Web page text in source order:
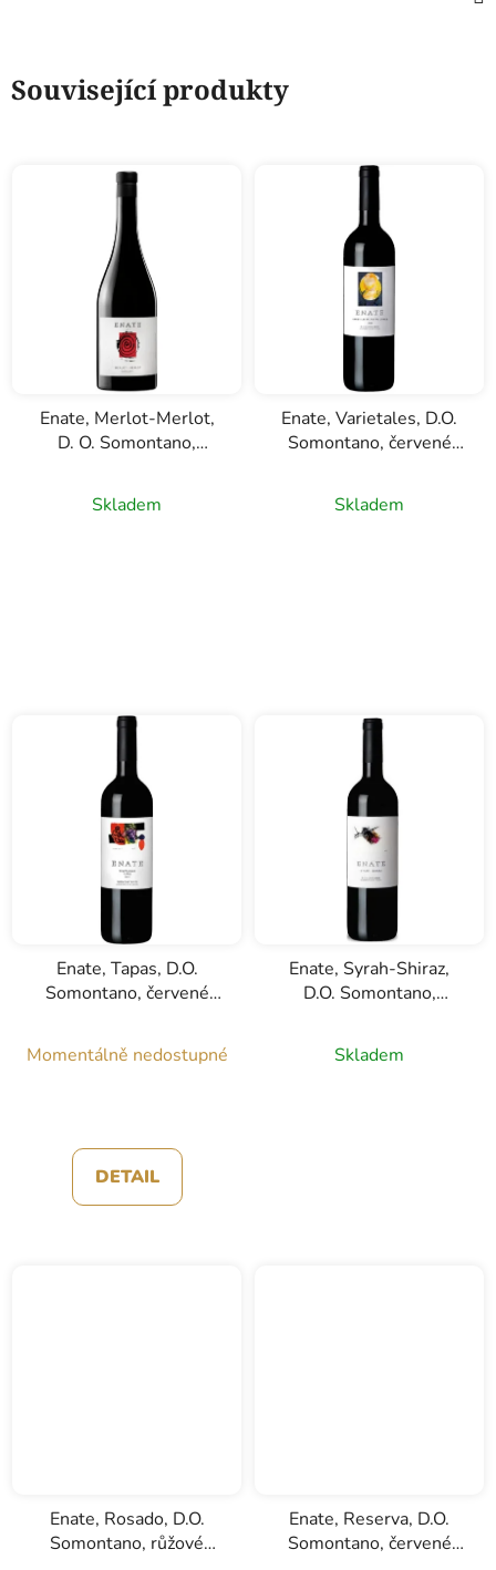
Související produkty
Enate, Merlot-Merlot,
D. O. Somontano,
Skladem
Enate, Varietales, D.O.
Somontano, červené
Skladem
Enate, Tapas, D.O.
Somontano, červené
Momentálně nedostupné
DETAIL
Enate, Syrah-Shiraz,
D.O. Somontano,
Skladem
Enate, Rosado, D.O.
Somontano, růžové
Enate, Reserva, D.O.
Somontano, červené